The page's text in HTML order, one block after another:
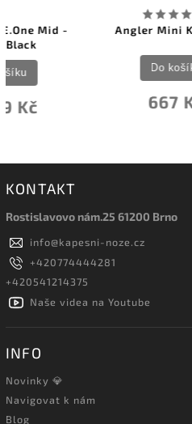
Angler Mini Karambit
KONTAKT
Rostislavovo nám.25 61200 Brno
info@kapesni-noze.cz
+420774444281
+420541214375
Naše videa na Youtube
INFO
Novinky 💎
Navigovat k nám
Blog